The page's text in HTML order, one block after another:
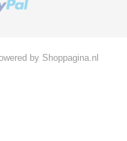
by Shoppagina.nl